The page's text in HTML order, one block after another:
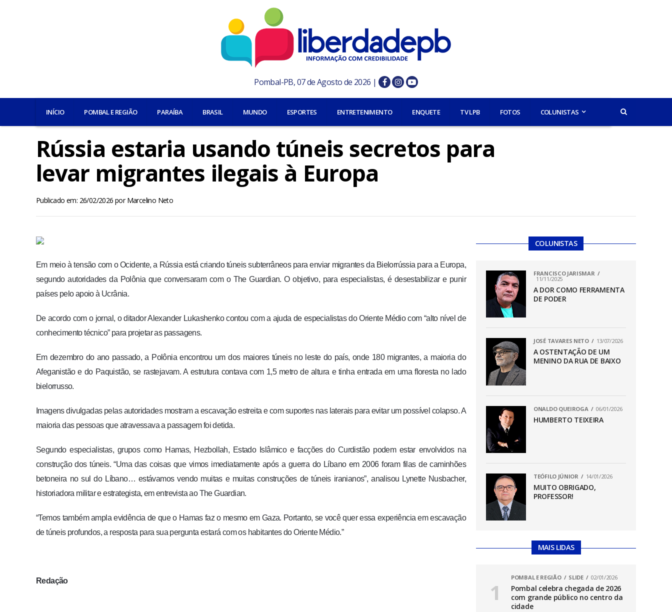
Pombal-PB, 07 de Agosto de 2026 |
INÍCIO POMBAL E REGIÃO PARAÍBA BRASIL MUNDO ESPORTES ENTRETENIMENTO ENQUETE TV LPB FOTOS COLUNISTAS
Rússia estaria usando túneis secretos para
levar migrantes ilegais à Europa
Publicado em: 26/02/2026 porMarcelino Neto
Em meio à tensão com o Ocidente, a Rússia está criando túneis subterrâneos para enviar migrantes da Bielorrússia para a Europa,
segundo autoridades da Polônia que conversaram com o The Guardian. O objetivo, para especialistas, é desestabilizar e punir
países pelo apoio à Ucrânia.
De acordo com o jornal, o ditador Alexander Lukashenko contou com a ajuda de especialistas do Oriente Médio com “alto nível de
conhecimento técnico” para projetar as passagens.
Em dezembro do ano passado, a Polônia encontrou um dos maiores túneis no leste do país, onde 180 migrantes, a maioria do
Afeganistão e do Paquistão, se rastejavam. A estrutura contava com 1,5 metro de altura e tinha entrada em uma floresta no lado
bielorrusso.
Imagens divulgadas pelas autoridades mostram a escavação estreita e com suportes nas laterais para evitar um possível colapso. A
maioria das pessoas que atravessava a passagem foi detida.
Segundo especialistas, grupos como Hamas, Hezbollah, Estado Islâmico e facções do Curdistão podem estar envolvidos na
construção dos túneis. “Uma das coisas que vimos imediatamente após a guerra do Líbano em 2006 foram filas de caminhões
betoneira no sul do Líbano… estávamos vendo muitas e muitas construções de túneis iranianos”, analisou Lynette Nusbacher,
historiadora militar e estrategista, em entrevista ao The Guardian.
“Temos também ampla evidência de que o Hamas faz o mesmo em Gaza. Portanto, se você quer essa experiência em escavação
de túneis profundos, a resposta para sua pergunta estará com os habitantes do Oriente Médio.”
Redação
COLUNISTAS
FRANCISCO JARISMAR
11/11/2025
A DOR COMO FERRAMENTA
DE PODER
JOSÉ TAVARES NETO 13/07/2026
A OSTENTAÇÃO DE UM
MENINO DA RUA DE BAIXO
ONALDO QUEIROGA 06/01/2026
HUMBERTO TEIXEIRA
TEÓFILO JÚNIOR 14/01/2026
MUITO OBRIGADO,
PROFESSOR!
MAIS LIDAS
POMBAL E REGIÃO SLIDE 02/01/2026
Pombal celebra chegada de 2026
com grande público no centro da
cidade